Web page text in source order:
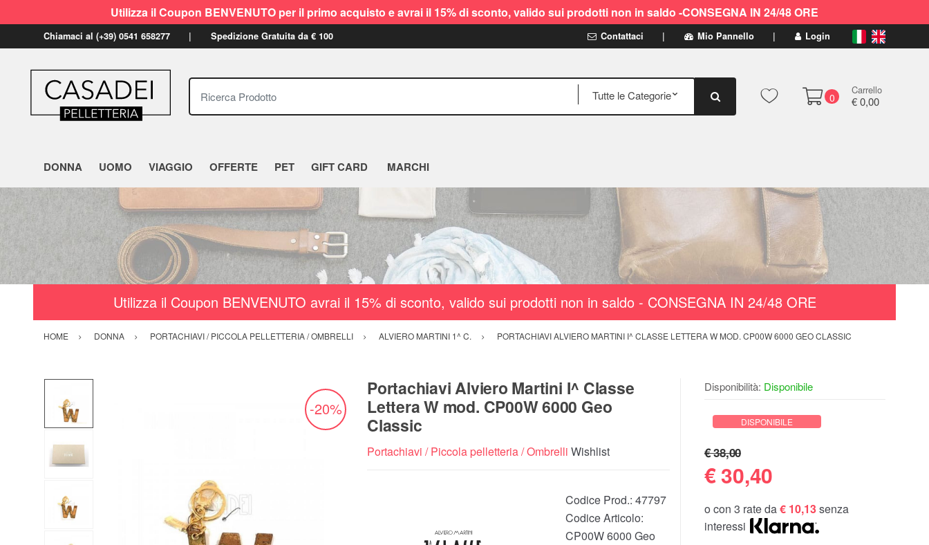
Utilizza il Coupon BENVENUTO per il primo acquisto e avrai il 15% di sconto, valido sui prodotti non in saldo -CONSEGNA IN 24/48 ORE
Chiamaci al (+39) 0541 658277 Spedizione Gratuita da € 100 Contattaci Mio Pannello Login
Ricerca Prodotto
0
Carrello
€ 0,00
DONNA UOMO VIAGGIO OFFERTE PET GIFT CARD MARCHI
Utilizza il Coupon BENVENUTO avrai il 15% di sconto, valido sui prodotti non in saldo - CONSEGNA IN 24/48 ORE
HOME DONNA PORTACHIAVI / PICCOLA PELLETTERIA / OMBRELLI ALVIERO MARTINI 1^ C. PORTACHIAVI ALVIERO MARTINI I^ CLASSE LETTERA W MOD. CP00W 6000 GEO CLASSIC
-20%
Portachiavi Alviero Martini I^ Classe
Lettera W mod. CP00W 6000 Geo
Classic
Portachiavi / Piccola pelletteria / Ombrelli Wishlist
Codice Prod.: 47797
Codice Articolo:
CP00W 6000 Geo
Disponibilità: Disponibile
DISPONIBILE
€ 38,00
€30,40
o con 3 rate da€ 10,13senza
interessi